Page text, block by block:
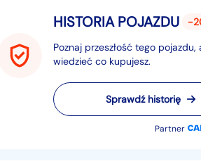
HISTORIA POJAZDU
-
Poznaj przeszłość tego pojazdu,
wiedzieć co kupujesz.
Sprawdź historię
Partner